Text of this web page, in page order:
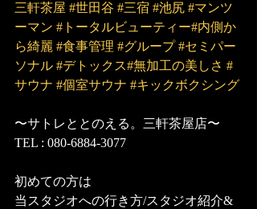
三軒茶屋 #世田谷 #三宿 #池尻 #マンツ
ーマン #トータルビューティー#内側か
ら綺麗 #食事管理 #グループ #セミパー
ソナル #デトックス#無加工の美しさ #
サウナ #個室サウナ #キックボクシング
〜サトレととのえる。三軒茶屋店〜
TEL : 080-6884-3077
初めての方は
当スタジオへの行き方/スタジオ紹介&